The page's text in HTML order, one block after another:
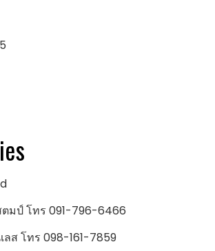
มป์ โทร 091-796-6466
ลส โทร 098-161-7859